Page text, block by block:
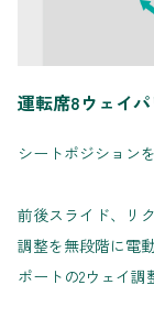
運転席8ウェイ
シートポジション
前後スライド、リ
調整を無段階に電
ポートの2ウェイ調